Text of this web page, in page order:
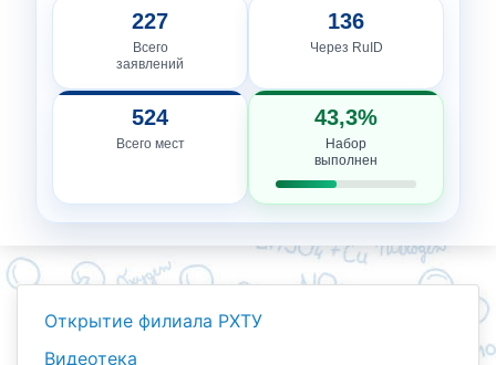
227
Всего
заявлений
136
Через RuID
524
Всего мест
43,3%
Набор
выполнен
Открытие филиала РХТУ
Видеотека